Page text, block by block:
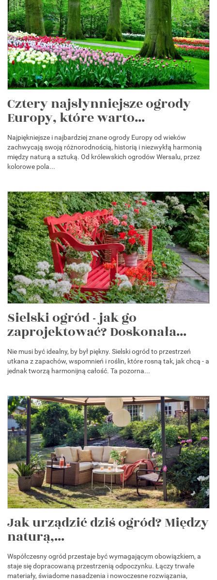
Cztery najsłynniejsze ogrody
Europy, które warto...
Najpiękniejsze i najbardziej znane ogrody Europy od wieków
zachwycają swoją różnorodnością, historią i niezwykłą harmonią
między naturą a sztuką. Od królewskich ogrodów Wersalu, przez
kolorowe pola...
Sielski ogród - jak go
zaprojektować? Doskonała...
Nie musi być idealny, by był piękny. Sielski ogród to przestrzeń
utkana z zapachów, wspomnień i roślin, które rosną tak, jak chcą - a
jednak tworzą harmonijną całość. Ta pozorna...
Jak urządzić dziś ogród? Między
naturą,...
Współczesny ogród przestaje być wymagającym obowiązkiem, a
staje się dopracowaną przestrzenią odpoczynku. Łączy trwałe
materiały, świadome nasadzenia i nowoczesne rozwiązania,